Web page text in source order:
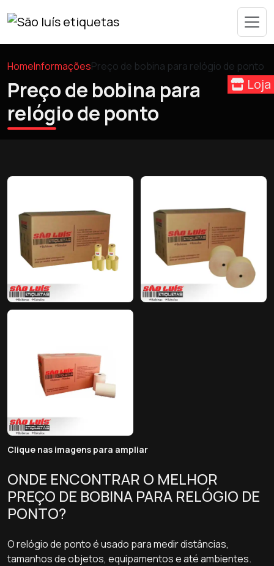
HomeInformaçõesPreço de bobina para relógio de ponto
Preço de bobina para
relógio de ponto
Clique nas imagens para ampliar
ONDE ENCONTRAR O MELHOR
PREÇO DE BOBINA PARA RELÓGIO DE
PONTO?
O relógio de ponto é usado para medir distâncias,
tamanhos de objetos, equipamentos e até ambientes.
Loja